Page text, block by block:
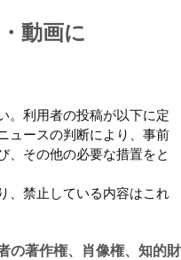
動画に
。利用者の投稿が以下に定
ュースの判断により、事前
、その他の必要な措置をと
、禁止している内容はこれ
の著作権、肖像権、知的財